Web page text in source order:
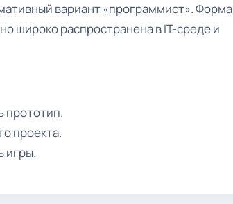
вариант «программист». Форма
широко распространена в IT-среде и
прототип.
проекта.
игры.